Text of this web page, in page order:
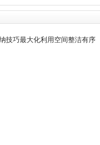
技巧最大化利用空间整洁有序